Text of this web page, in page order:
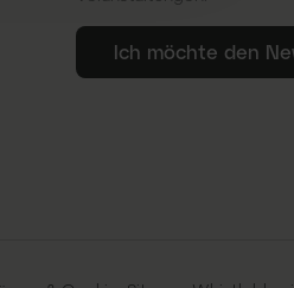
Ich möchte den